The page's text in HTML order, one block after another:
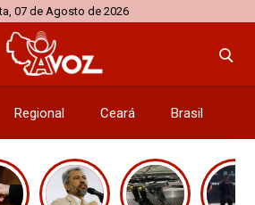
07 de Agosto de 2026
Regional Ceará Brasil